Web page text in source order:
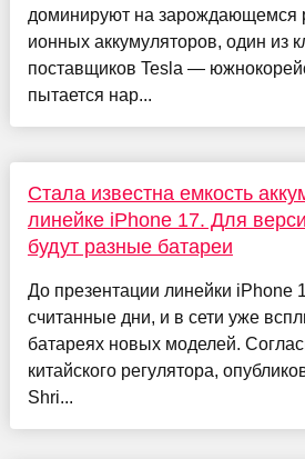
доминируют на зарождающемся
ионных аккумуляторов, один из
поставщиков Tesla —
пытается нар...
Стала известна емкость
линейке iPhone 17. Для
будут разные батареи
До презентации линейки iPhone
считанные дни, и в сети уже
батареях новых моделей.
китайского регулятора,
Shri...